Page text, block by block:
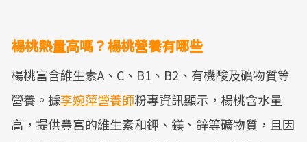
楊桃熱量高嗎？楊桃營養有哪些
楊桃富含維生素A、C、B1、B2、有機酸及礦物質等
營養。據李婉萍營養師粉專資訊顯示，楊桃含水量
高，提供豐富的維生素和鉀、鎂、鋅等礦物質，且因